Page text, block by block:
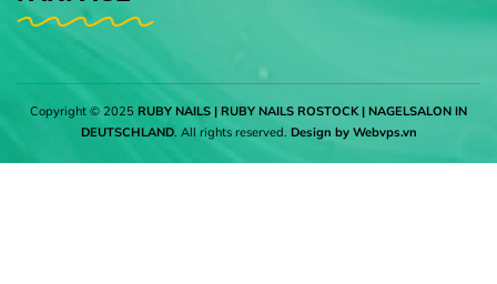
Copyright © 2025 RUBY NAILS | RUBY NAILS ROSTOCK | NAGELSALON IN
DEUTSCHLAND. All rights reserved. Design by Webvps.vn